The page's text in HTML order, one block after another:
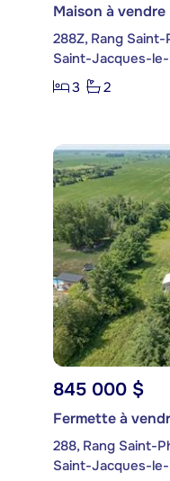
Maison à vendre
288Z, Rang
Saint-Jacques-
3
2
845 000 $
Fermette à
288, Rang Saint-
Saint-Jacques-